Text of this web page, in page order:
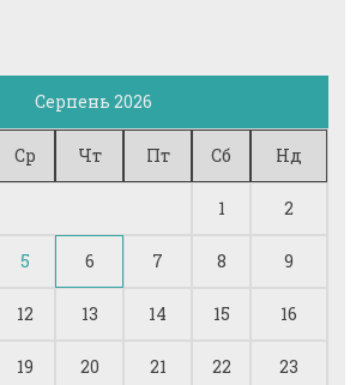
Серпень 2026
Ср Чт Пт Сб Нд
1 2
5 6 7 8 9
12 13 14 15 16
19 20 21 22 23